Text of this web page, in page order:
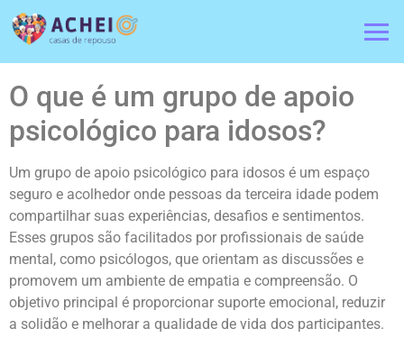
O que é um grupo de apoio
psicológico para idosos?
Um grupo de apoio psicológico para idosos é um espaço
seguro e acolhedor onde pessoas da terceira idade podem
compartilhar suas experiências, desafios e sentimentos.
Esses grupos são facilitados por profissionais de saúde
mental, como psicólogos, que orientam as discussões e
promovem um ambiente de empatia e compreensão. O
objetivo principal é proporcionar suporte emocional, reduzir
a solidão e melhorar a qualidade de vida dos participantes.